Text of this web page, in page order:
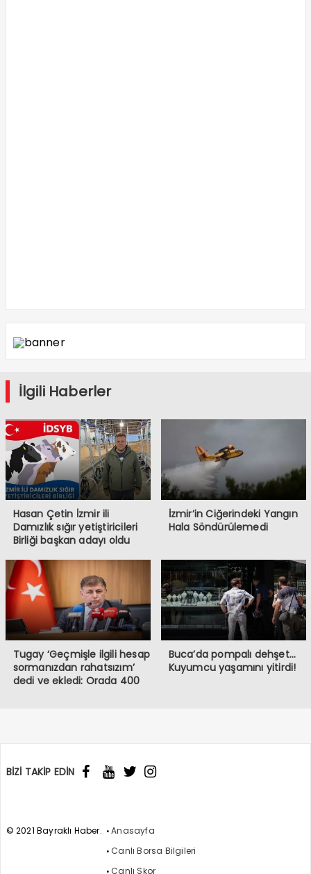
İlgili Haberler
Hasan Çetin İzmir ili
Damızlık sığır yetiştiricileri
Birliği başkan adayı oldu
İzmir’in Ciğerindeki Yangın
Hala Söndürülemedi
Tugay ‘Geçmişle ilgili hesap
sormanızdan rahatsızım’
dedi ve ekledi: Orada 400
Buca’da pompalı dehşet…
Kuyumcu yaşamını yitirdi!
BİZİ TAKİP EDİN
© 2021 Bayraklı Haber.
Anasayfa
Canlı Borsa Bilgileri
Canlı Skor